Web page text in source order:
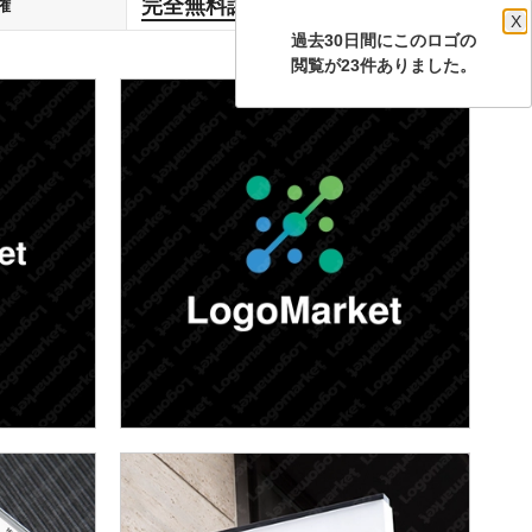
過去30日間にこのロゴの
X
閲覧が23件ありました。